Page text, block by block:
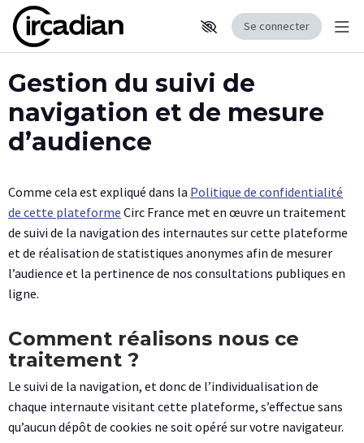
Aller au contenu principal
Paramètres d'accessibilité
Se connecter
Gestion du suivi de
navigation et de mesure
d’audience
Comme cela est expliqué dans la Politique de confidentialité
de cette plateforme Circ France met en œuvre un traitement
de suivi de la navigation des internautes sur cette plateforme
et de réalisation de statistiques anonymes afin de mesurer
l’audience et la pertinence de nos consultations publiques en
ligne.
Comment réalisons nous ce
traitement ?
Le suivi de la navigation, et donc de l’individualisation de
chaque internaute visitant cette plateforme, s’effectue sans
qu’aucun dépôt de cookies ne soit opéré sur votre navigateur.